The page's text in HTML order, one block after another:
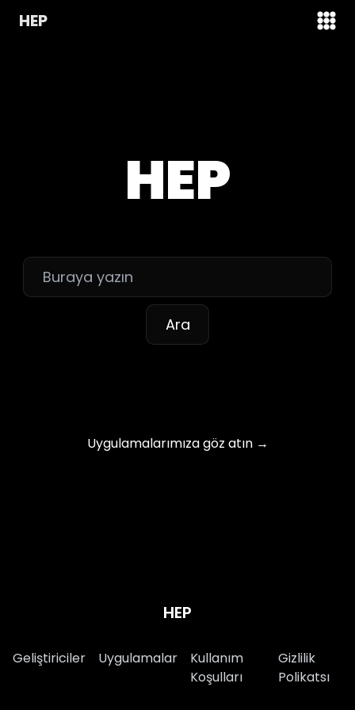
HEP
HEP
Ara
Uygulamalarımıza göz atın →
HEP
Geliştiriciler Uygulamalar
Kullanım
Koşulları
Gizlilik
Polikatsı